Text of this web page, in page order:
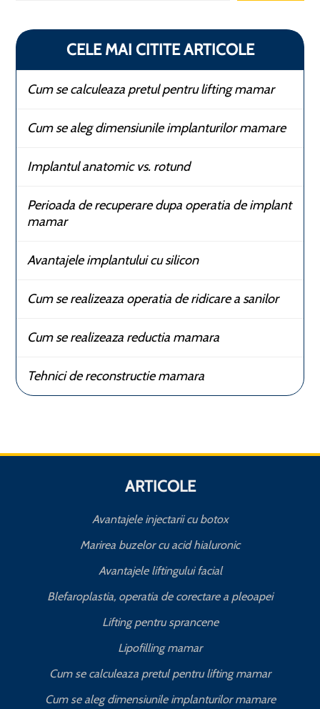
CELE MAI CITITE ARTICOLE
Cum se calculeaza pretul pentru lifting mamar
Cum se aleg dimensiunile implanturilor mamare
Implantul anatomic vs. rotund
Perioada de recuperare dupa operatia de implant
mamar
Avantajele implantului cu silicon
Cum se realizeaza operatia de ridicare a sanilor
Cum se realizeaza reductia mamara
Tehnici de reconstructie mamara
ARTICOLE
Avantajele injectarii cu botox
Marirea buzelor cu acid hialuronic
Avantajele liftingului facial
Blefaroplastia, operatia de corectare a pleoapei
Lifting pentru sprancene
Lipofilling mamar
Cum se calculeaza pretul pentru lifting mamar
Cum se aleg dimensiunile implanturilor mamare